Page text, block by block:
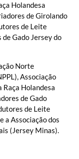
Holandesa
de Girolando
de Leite
Gado Jersey do
Norte
Associação
Raça Holandesa
de Gado
de Leite
a Associação dos
(Jersey Minas).